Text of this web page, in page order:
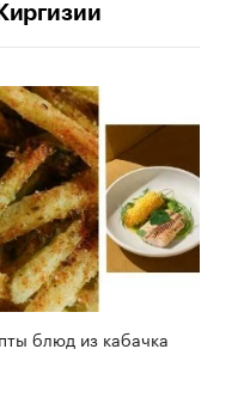
блюд из кабачка